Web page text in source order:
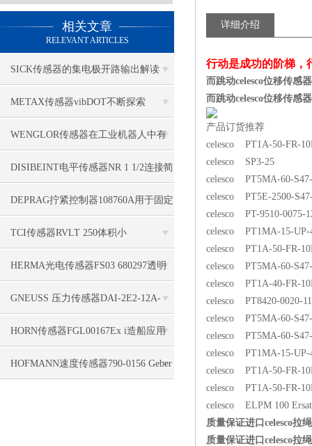
相关文章
RELEVANT ARTICLES
SICK传感器的集电极开路输出解读
METAX传感器vibDOT不断探索
SGD185-1
WENGLOR传感器在工业机器人中有
哪些应用？
DISIBEINT电平传感器NR 1 1/2连接简
单
DEPRAG拧紧控制器108760A用于固定
应用
TCI传感器RVLT 250体积小
HERMA光电传感器FS03 680297透明
标签使用
GNEUSS 压力传感器DAI-2E2-12A-
B50Z-S0-F5-R-W-6P支持
HORN传感器FGL00167Ex i造船应用
HOFMANN速度传感器790-0156 Geber
详细介绍
行动是成功的阶梯，
而跳动celesco位移传感
而跳动celesco位移传感
产品订货推荐
celesco PT1A-50-FR-
celesco SP3-25
celesco PT5MA-60-
celesco PT5E-2500-
celesco PT-9510-0075-
celesco PT1MA-15-UP-
celesco PT1A-50-FR-
celesco PT5MA-60-
celesco PT1A-40-FR-
celesco PT8420-0020-
celesco PT5MA-60-
celesco PT5MA-60-
celesco PT1MA-15-UP-
celesco PT1A-50-FR-
celesco PT1A-50-FR-
celesco ELPM 100
质量保证进口celesco拉
质量保证进口celesco拉